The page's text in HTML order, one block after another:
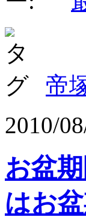
帝
2010/
お盆
はお